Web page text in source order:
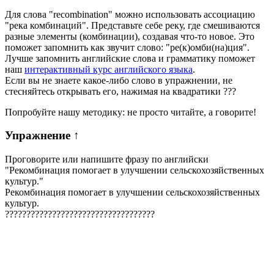
Для слова "recombination" можно использовать ассоциацию
"река комбинаций". Представьте себе реку, где смешиваются
разные элементы (комбинации), создавая что-то новое. Это
поможет запомнить как звучит слово: "ре(к)омби(на)ция".
Лучше запомнить английские слова и грамматику поможет
наш интерактивный курс английского языка.
Если вы не знаете какое-либо слово в упражнении, не
стесняйтесь открывать его, нажимая на квадратики ???
Попробуйте нашу методику: не просто читайте, а говорите!
Упражнение ↑
Проговорите или напишите фразу по английски
"Рекомбинация помогает в улучшении сельскохозяйственных
культур."
Рекомбинация помогает в улучшении сельскохозяйственных
культур.
???????????????????????????????????